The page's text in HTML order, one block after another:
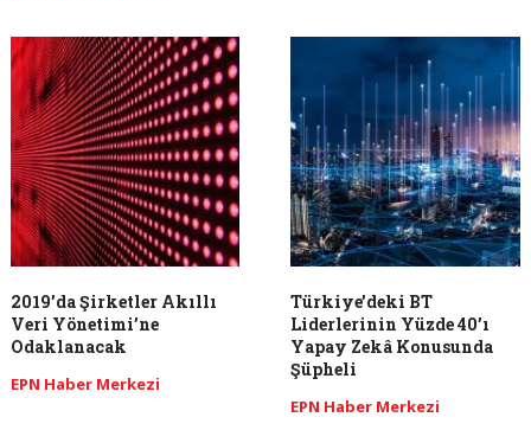
​2019’da Şirketler Akıllı
Veri Yönetimi’ne
Odaklanacak
EPN Haber Merkezi
Türkiye’deki BT
Liderlerinin Yüzde 40’ı
Yapay Zekâ Konusunda
Şüpheli
EPN Haber Merkezi